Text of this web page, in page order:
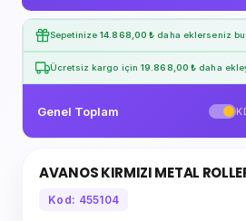
Sepetinize14.868,00 ₺ daha eklerseniz
Ücretsiz kargo için 19.868,00 ₺ daha
Genel Toplam
AVANOS KIRMIZI METAL
Kod: 455104